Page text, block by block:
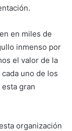
en miles de
inmenso por
el valor de la
uno de los
gran
organización